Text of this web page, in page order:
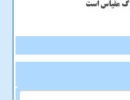
مقیاس است